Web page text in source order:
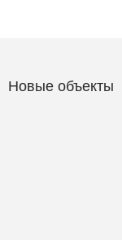
Новые объекты